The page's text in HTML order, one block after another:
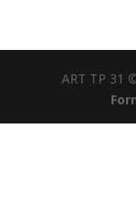
ART TP 31